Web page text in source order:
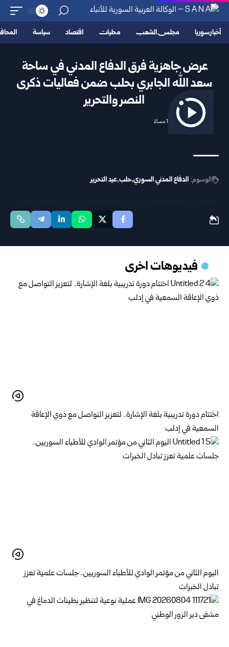
أخبار سوريا مجلس الشعب محليات اقتصاد سياسة
عرض جاهزية فرق الدفاع المدني في ساحة
سعد الله الجابري بحلب ضمن فعاليات ذكرى
النصر والتحرير
2025/12/06 11:57 مساءً
الوسوم: الدفاع المدني السوري حلب عيد التحرير
فيديوهات اخرى
اختتام دورة تدريبية بلغة الإشارة.. لتعزيز التواصل مع ذوي الإعاقة
السمعية في إدلب
اليوم الثاني من مؤتمر الوادي للأطباء السوريين.. جلسات علمية تعزز
تبادل الخبرات